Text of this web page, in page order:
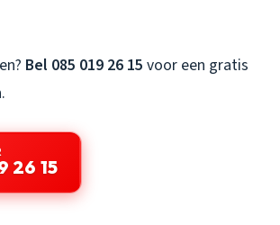
Bel 085 019 26 15 voor een gratis
26 15